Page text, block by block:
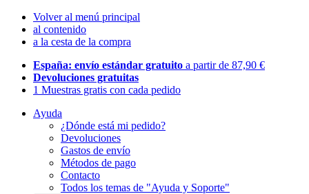
Volver al menú principal
al contenido
a la cesta de la compra
España: envío estándar gratuito a partir de 87,90 €
Devoluciones gratuitas
1 Muestras gratis con cada pedido
Ayuda
¿Dónde está mi pedido?
Devoluciones
Gastos de envío
Métodos de pago
Contacto
Todos los temas de "Ayuda y Soporte"